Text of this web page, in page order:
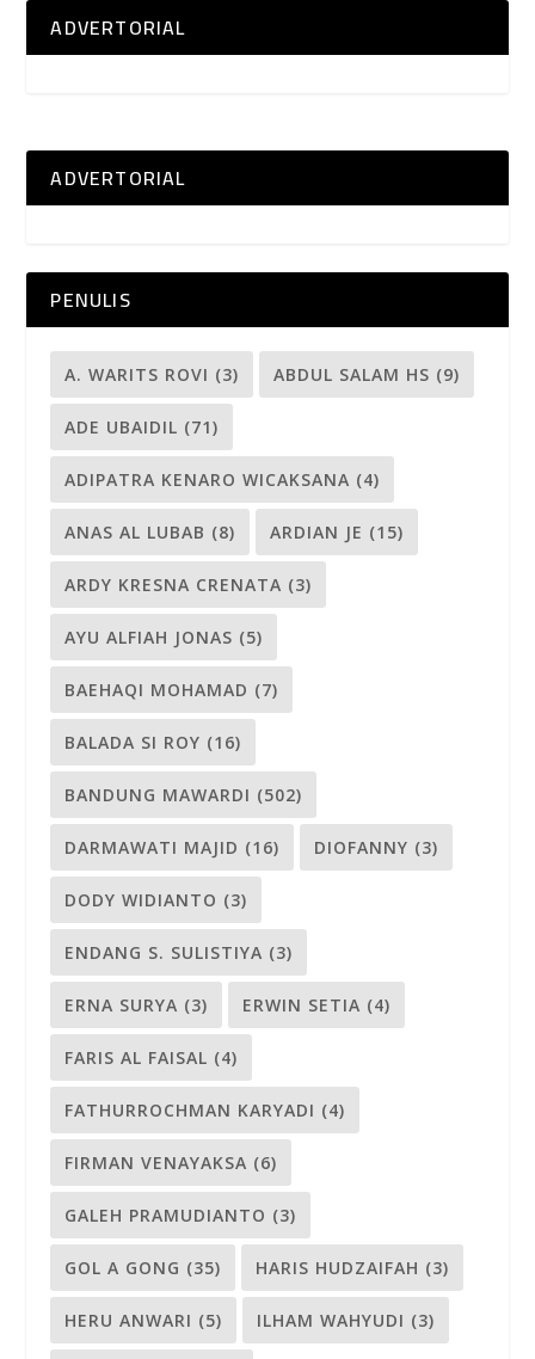
ADVERTORIAL
ADVERTORIAL
PENULIS
A. WARITS ROVI (3) ABDUL SALAM HS (9)
ADE UBAIDIL (71)
ADIPATRA KENARO WICAKSANA (4)
ANAS AL LUBAB (8) ARDIAN JE (15)
ARDY KRESNA CRENATA (3)
AYU ALFIAH JONAS (5)
BAEHAQI MOHAMAD (7)
BALADA SI ROY (16)
BANDUNG MAWARDI (502)
DARMAWATI MAJID (16) DIOFANNY (3)
DODY WIDIANTO (3)
ENDANG S. SULISTIYA (3)
ERNA SURYA (3) ERWIN SETIA (4)
FARIS AL FAISAL (4)
FATHURROCHMAN KARYADI (4)
FIRMAN VENAYAKSA (6)
GALEH PRAMUDIANTO (3)
GOL A GONG (35) HARIS HUDZAIFAH (3)
HERU ANWARI (5) ILHAM WAHYUDI (3)